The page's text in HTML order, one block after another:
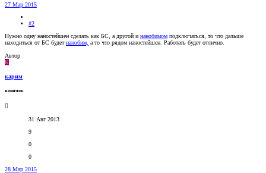
27 Мар 2015
#2
Нужно одну наностейшен сделать как БС, а другой и нанобимом подключаться, то что дальше
находиться от БС будетнанобим, а то что рядом наностейшен. Работать будет отлично.
Автор
К
карим
новичок
31 Авг 2013
9
0
0
28 Мар 2015